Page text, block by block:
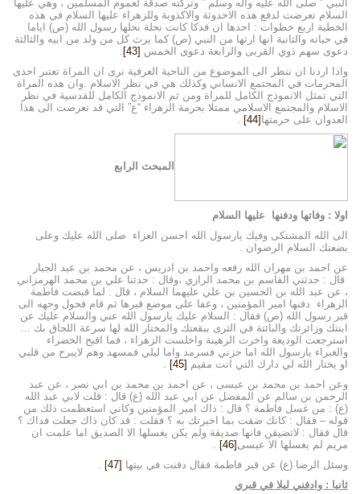
النبي ” صلى الله عليه واله وسلم ” وتركته صدقة لعموم المسلمين ، وهي عليها
السلام تعرضت لدفع هذه الاحدوثة والاكذوبة وللزهراء عليها السلام في هذه
الخطبة اربع خطوات : احدها ان فدكا كانت نحلة نحلها رسول الله (ص) اياما
في حياته والثانية انها ارثها من النبي (ص) كما يرث كل من ولد من ابيه والثالثة
دعوى سهم ذوي القربى والرابعة دعوى الخمس [43]
.
واذا اردنا ان ننظر الى الموضوع من الناحية العرفية نرى ان المراة تعتبر احدى
المحرمات في المجتمع الانساني وكذلك هي في نظر الاسلام .وان هذه المراة
التي تمثل الانموذج الكامل للمراة ومن ثم الانموذج الكامل للقدسية في نظر
الاسلام والمجتمع الاسلامي ممثلا بحرمة الزهراء “ع” التي قد تعرضت الى هذا
العدوان على حرمتها [44]
.
المبحث الرابع
اولا : وفاتها ودفنها عليها السلام
الى الله المشتكى وفيك يارسول الله احسن العزاء صلى الله عليك وعلى
بضعتك السلام الرضوان .
عن احمد بن مهران الله رفعه واحمد بن ادريس ، عن محمد بن عبد الجبار
قال : حدثني القاسم بن محمد الرازي ،وقال : حدثنا علي بن محمد الهرمزاني
، عن عبد الله بن الحسين بن علي عليهما السلام ، قال : لما قبضت فاطمة
الزهراء دفنها امير المؤمنين ، وعفا على موضع قبرها ثم قام فحول وجهه الى
قبر رسول الله (ص) فقال : السلام عليك يارسول الله عني والسلام عليك عن
ابنتك وزائرتك والبائتة في الثرى ببقعتك والمختار الله لها سرعة اللحاق بك …
استرجعت الوديعة واخرت الرهينة واخلست الزهراء ، فما اقبح الخضراء
والغبراء يارسول الله اما حزني فسرمد واما ليلي فمسهد وهم لايبرح من قلبي
او يختار الله لي دارك التي انت مقيم [45]
.
وعن احمد بن محمد بن عيسى ، عن احمد بن محمد بن ابي نصر ، عن عبد
الرحمن بن سالم عن المفضل عن ابي عبد الله (ع) قال : قلت لابي عبد الله
(ع) : من غسل فاطمة ؟ قال : ذاك امير المؤمنين وكاني استعظمت ذلك من
قوله – فقال : كانك ضقت بما اخبرتك به ؟ فقلت : قد كان ذاك جعلت فداك ؟
قال فقال : لاتضيقن فانها صديقة ولم يكن يغسلها الا الصديق اما علمت ان
مريم لم يغسلها الا عيسى [46]
.
وسئل الرضا (ع) عن قبر فاطمة فقال دفنت في بيتها [47]
.
ثانيا : وادفني ليلا في قبري